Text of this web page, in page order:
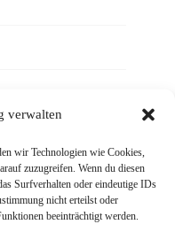
verwalten
wir Technologien wie Cookies,
zuzugreifen. Wenn du diesen
Surfverhalten oder eindeutige IDs
nicht erteilst oder
beeinträchtigt werden.